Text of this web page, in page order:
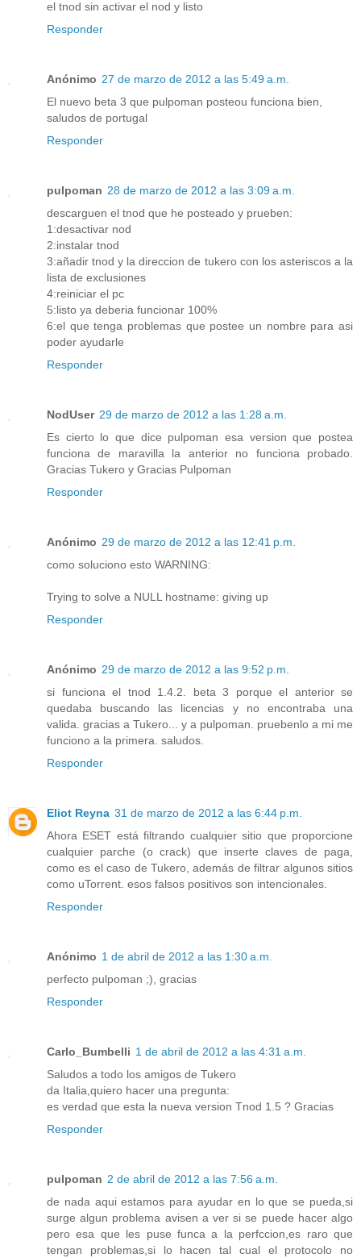
el tnod sin activar el nod y listo
Responder
Anónimo 27 de marzo de 2012 a las 5:49 a.m.
El nuevo beta 3 que pulpoman posteou funciona bien,
saludos de portugal
Responder
pulpoman 28 de marzo de 2012 a las 3:09 a.m.
descarguen el tnod que he posteado y prueben:
1:desactivar nod
2:instalar tnod
3:añadir tnod y la direccion de tukero con los asteriscos a la
lista de exclusiones
4:reiniciar el pc
5:listo ya deberia funcionar 100%
6:el que tenga problemas que postee un nombre para asi
poder ayudarle
Responder
NodUser 29 de marzo de 2012 a las 1:28 a.m.
Es cierto lo que dice pulpoman esa version que postea
funciona de maravilla la anterior no funciona probado.
Gracias Tukero y Gracias Pulpoman
Responder
Anónimo 29 de marzo de 2012 a las 12:41 p.m.
como soluciono esto WARNING:
Trying to solve a NULL hostname: giving up
Responder
Anónimo 29 de marzo de 2012 a las 9:52 p.m.
si funciona el tnod 1.4.2. beta 3 porque el anterior se
quedaba buscando las licencias y no encontraba una
valida. gracias a Tukero... y a pulpoman. pruebenlo a mi me
funciono a la primera. saludos.
Responder
Eliot Reyna 31 de marzo de 2012 a las 6:44 p.m.
Ahora ESET está filtrando cualquier sitio que proporcione
cualquier parche (o crack) que inserte claves de paga,
como es el caso de Tukero, además de filtrar algunos sitios
como uTorrent. esos falsos positivos son intencionales.
Responder
Anónimo 1 de abril de 2012 a las 1:30 a.m.
perfecto pulpoman ;), gracias
Responder
Carlo_Bumbelli 1 de abril de 2012 a las 4:31 a.m.
Saludos a todo los amigos de Tukero
da Italia,quiero hacer una pregunta:
es verdad que esta la nueva version Tnod 1.5 ? Gracias
Responder
pulpoman 2 de abril de 2012 a las 7:56 a.m.
de nada aqui estamos para ayudar en lo que se pueda,si
surge algun problema avisen a ver si se puede hacer algo
pero esa que les puse funca a la perfccion,es raro que
tengan problemas,si lo hacen tal cual el protocolo no